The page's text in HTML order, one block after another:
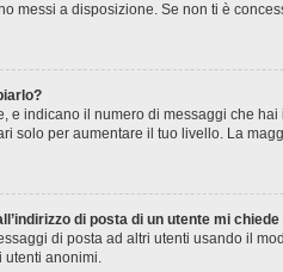
messi a disposizione. Se non ti è
e indicano il numero di messaggi che
solo per aumentare il tuo livello. La
di posta di un utente mi
di posta ad altri utenti usando il
utenti anonimi.